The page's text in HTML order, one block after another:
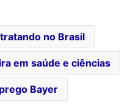
no Brasil
em saúde e ciências
Bayer